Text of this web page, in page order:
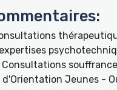
Consultations
Jeunes -